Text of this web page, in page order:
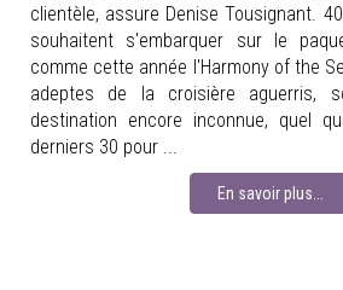
clientèle, assure Denise Tousignant.
souhaitent s'embarquer sur le
comme cette année l'Harmony of the
adeptes de la croisière aguerris,
destination encore inconnue, quel
derniers 30 pour ...
En savoir plus...